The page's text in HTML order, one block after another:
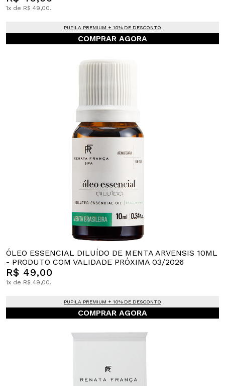
1x de R$ 49,00.
PUPILA PREMIUM + 10% DE DESCONTO
COMPRAR AGORA
ÓLEO ESSENCIAL DILUÍDO DE MENTA ARVENSIS 10ML
- PRODUTO COM VALIDADE PRÓXIMA 03/2026
R$ 49,00
1x de R$ 49,00.
PUPILA PREMIUM + 10% DE DESCONTO
COMPRAR AGORA